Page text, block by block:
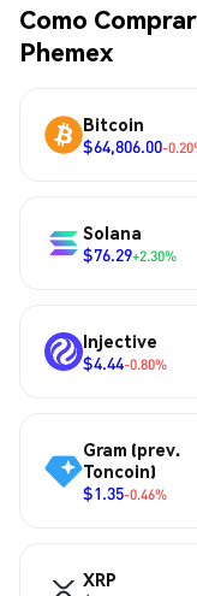
Como
Phemex
Bitcoin
$64,806.00-
Solana
$76.29+2.30%
Injective
$4.44-0.80%
Gram (prev.
Toncoin)
$1.35-0.46%
XRP